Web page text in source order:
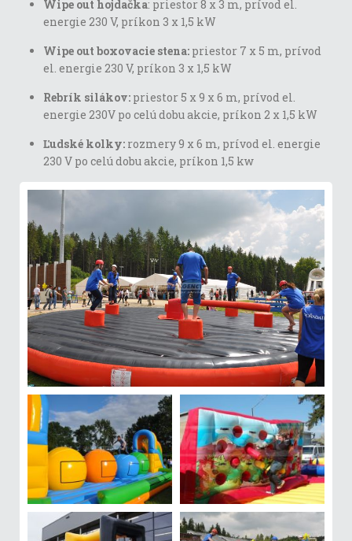
Wipe out hojdačka: priestor 8 x 3 m, prívod el.
energie 230 V, príkon 3 x 1,5 kW
Wipe out boxovacie stena: priestor 7 x 5 m, prívod
el. energie 230 V, príkon 3 x 1,5 kW
Rebrík silákov: priestor 5 x 9 x 6 m, prívod el.
energie 230V po celú dobu akcie, príkon 2 x 1,5 kW
Ľudské kolky: rozmery 9 x 6 m, prívod el. energie
230 V po celú dobu akcie, príkon 1,5 kw